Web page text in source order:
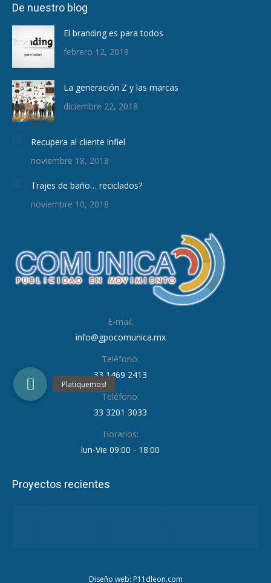
De nuestro blog
El branding es para todos
febrero 12, 2019
La generación Z y las marcas
diciembre 22, 2018
Recupera al cliente infiel
noviembre 18, 2018
Trajes de baño… reciclados?
noviembre 10, 2018
E-mail:
info@gpocomunica.mx
Teléfono:
33 1469 2413
Teléfono:
33 3201 3033
Horarios:
lun-Vie 09:00 - 18:00
Proyectos recientes
Diseño web: P11dleon.com